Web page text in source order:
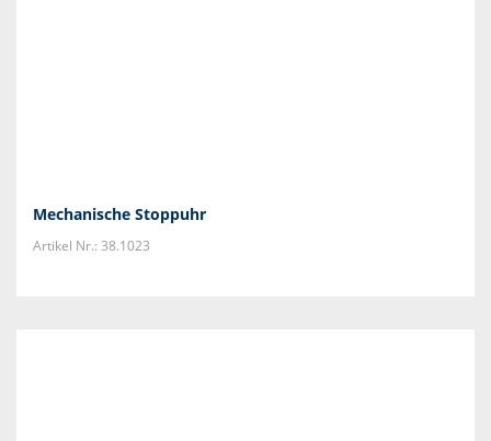
Mechanische Stoppuhr
Artikel Nr.: 38.1023